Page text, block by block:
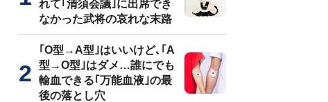
れて｢清須会議｣に出席でき
なかった武将の哀れな末路
｢O型→A型｣はいいけど､｢A
型→O型｣はダメ…誰にでも
輸血できる｢万能血液｣の最
後の落とし穴